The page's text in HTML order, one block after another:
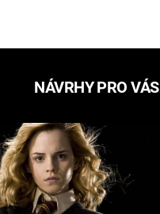
NÁVRHY PRO VÁS